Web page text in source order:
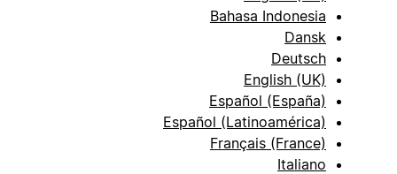
Bahasa Indonesia
Dansk
Deutsch
English (UK)
Español (España)
Español (Latinoamérica)
Français (France)
Italiano